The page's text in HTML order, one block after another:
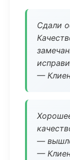
Сдали
—
—
—